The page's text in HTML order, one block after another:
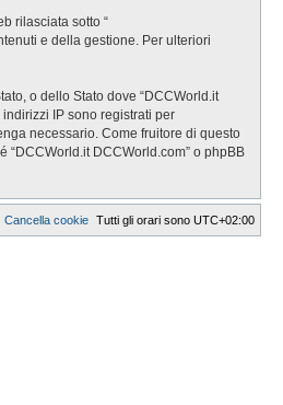
rilasciata sotto “
e della gestione. Per ulteriori
o dello Stato dove “DCCWorld.it
IP sono registrati per
necessario. Come fruitore di questo
DCCWorld.com” o phpBB
Tutti gli orari sono UTC+02:00
Cancella cookie